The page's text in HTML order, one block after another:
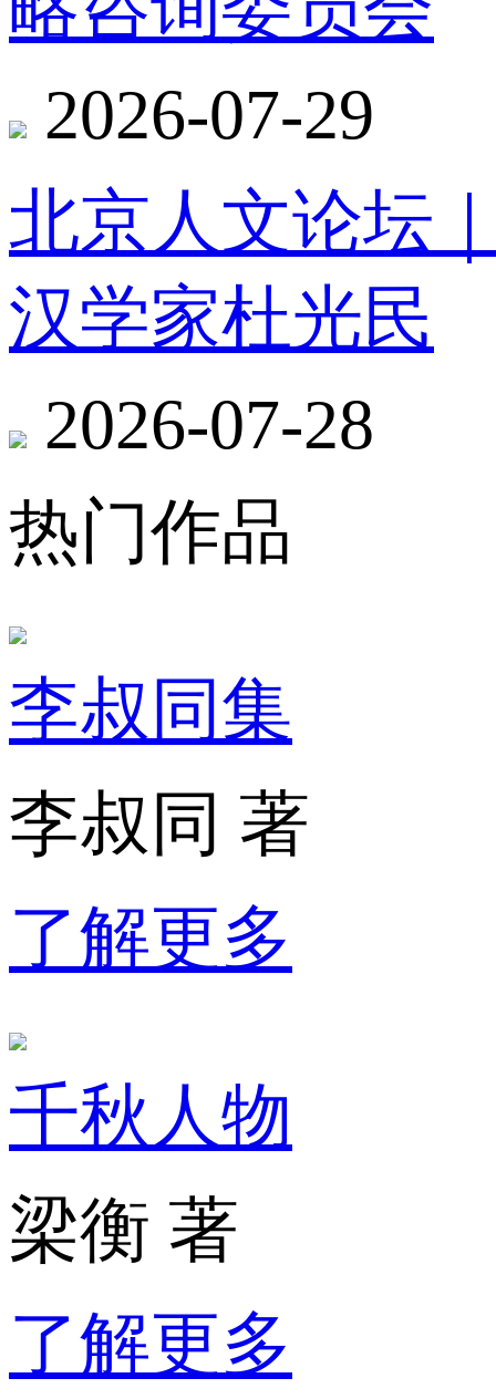
2026-07-29
北京人文论坛
汉学家杜光民
2026-07-28
热门作品
李叔同集
李叔同 著
了解更多
千秋人物
梁衡 著
了解更多